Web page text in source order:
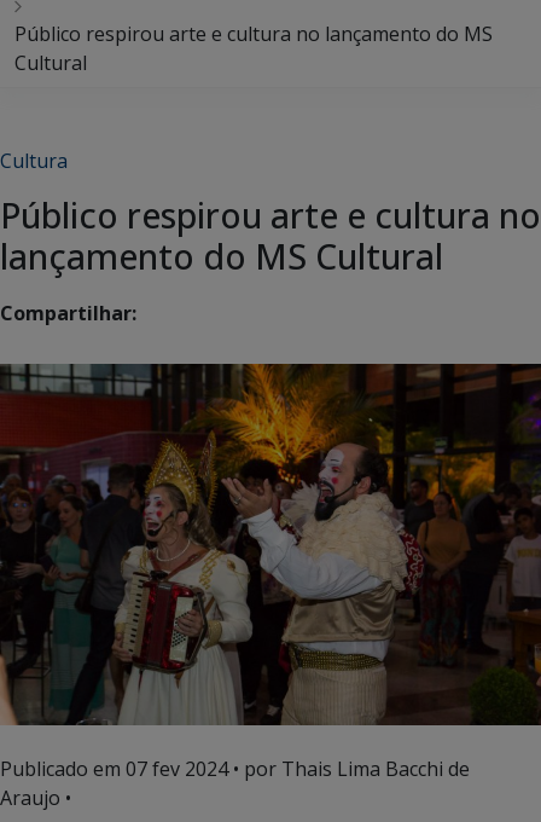
Público respirou arte e cultura no lançamento do MS
Cultural
Cultura
Público respirou arte e cultura no
lançamento do MS Cultural
Compartilhar:
Publicado em 07 fev 2024• por Thais Lima Bacchi de
Araujo •